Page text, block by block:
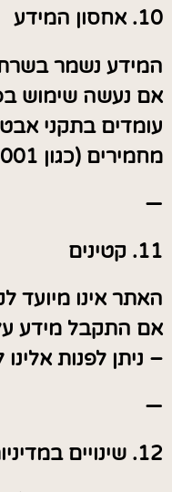
10. אחסון המידע
המידע נשמר
אם נעשה שימוש
עומדים בתקני
מחמירים (כגון ISO 27001).
—
11. קטינים
אם התקבל מידע
– ניתן לפנות
—
12. שינויים במדיניות